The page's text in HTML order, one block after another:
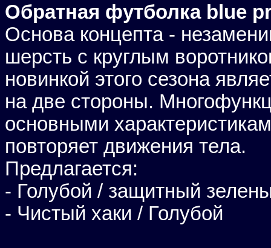
Обратная футболка blue
Основа концепта -
шерсть с круглым
новинкой этого сезона
на две стороны.
основными
повторяет движения тела.
Предлагается:
- Голубой / защитный
- Чистый хаки / Голубой